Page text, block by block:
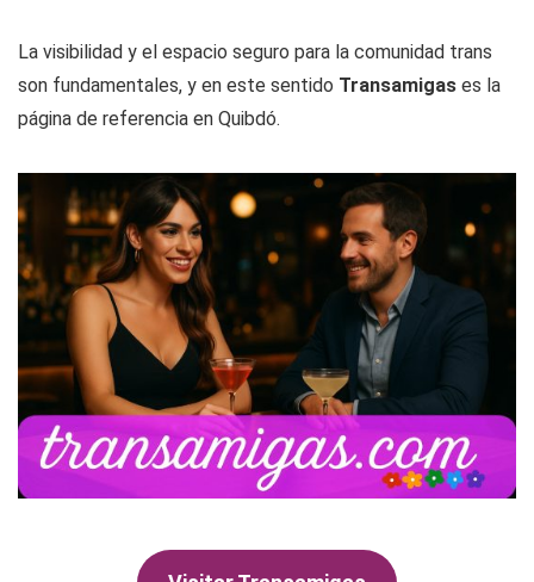
La visibilidad y el espacio seguro para la comunidad trans
son fundamentales, y en este sentido Transamigas es la
página de referencia en Quibdó.